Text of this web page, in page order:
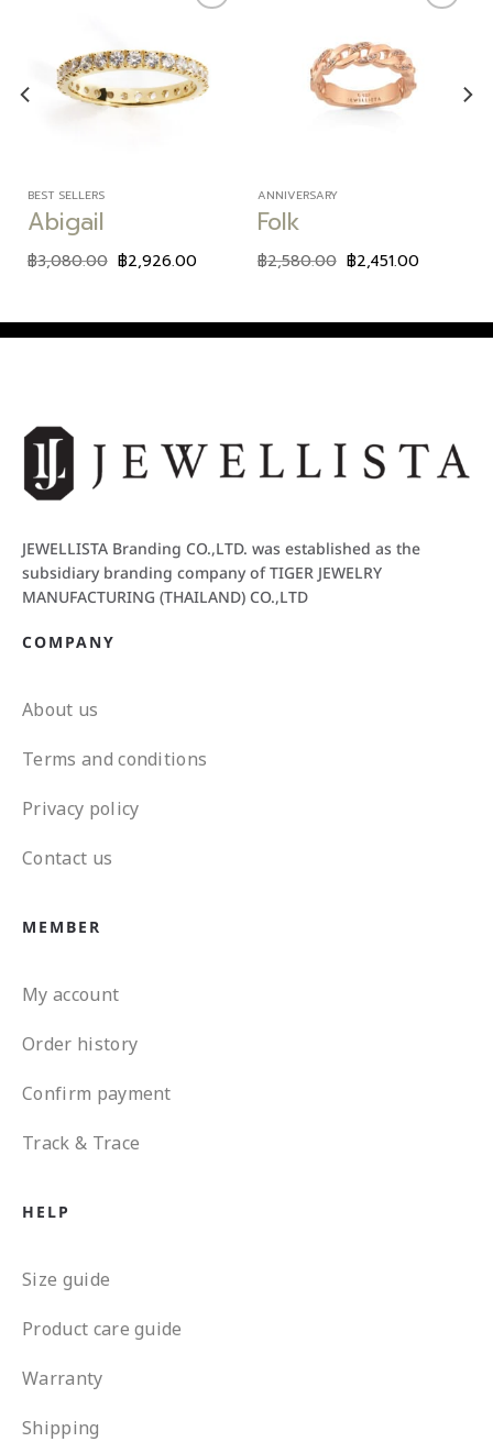
Add to
wishlist
BEST SELLERS
Abigail
฿3,080.00 ฿2,926.00
Add to
wishlist
ANNIVERSARY
Folk
฿2,580.00 ฿2,451.00
JEWELLISTA Branding CO.,LTD. was established as the
subsidiary branding company of TIGER JEWELRY
MANUFACTURING (THAILAND) CO.,LTD
COMPANY
About us
Terms and conditions
Privacy policy
Contact us
MEMBER
My account
Order history
Confirm payment
Track & Trace
HELP
Size guide
Product care guide
Warranty
Shipping